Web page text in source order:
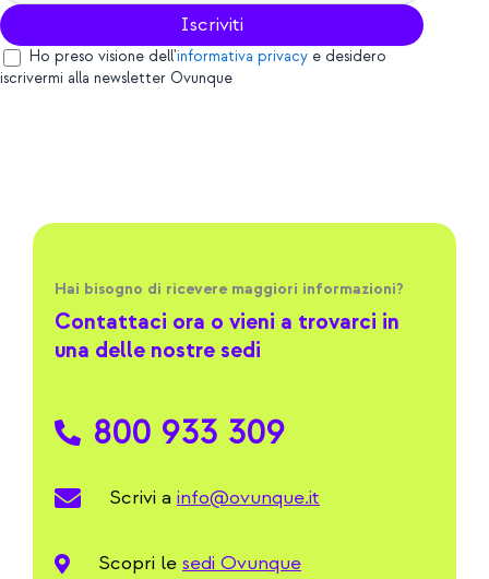
Ho preso visione dell'informativa privacy e desidero
iscrivermi alla newsletter Ovunque
Hai bisogno di ricevere maggiori informazioni?​
Contattaci ora o vieni a trovarci in
una delle nostre sedi
800 933 309
Scrivi a info@ovunque.it
Scopri le sedi Ovunque